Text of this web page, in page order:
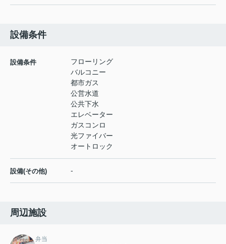
設備条件
設備条件
フローリング
バルコニー
都市ガス
公営水道
公共下水
エレベーター
ガスコンロ
光ファイバー
オートロック
設備(その他) -
周辺施設
弁当